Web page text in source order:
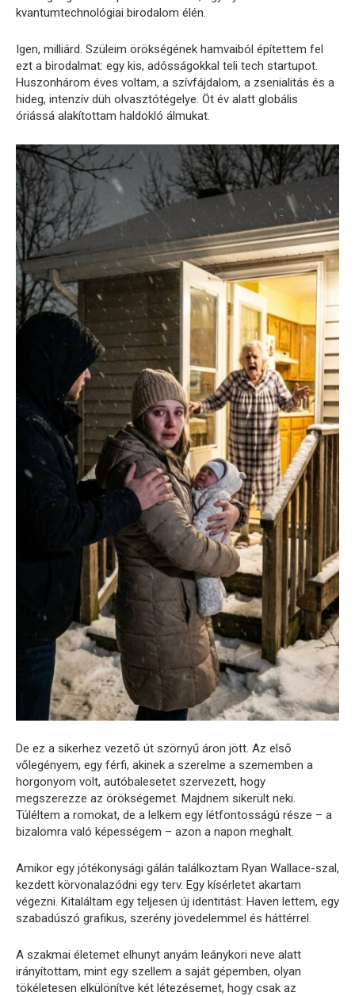
kvantumtechnológiai birodalom élén.
Igen, milliárd. Szüleim örökségének hamvaiból építettem fel
ezt a birodalmat: egy kis, adósságokkal teli tech startupot.
Huszonhárom éves voltam, a szívfájdalom, a zsenialitás és a
hideg, intenzív düh olvasztótégelye. Öt év alatt globális
óriássá alakítottam haldokló álmukat.
De ez a sikerhez vezető út szörnyű áron jött. Az első
vőlegényem, egy férfi, akinek a szerelme a szememben a
horgonyom volt, autóbalesetet szervezett, hogy
megszerezze az örökségemet. Majdnem sikerült neki.
Túléltem a romokat, de a lelkem egy létfontosságú része – a
bizalomra való képességem – azon a napon meghalt.
Amikor egy jótékonysági gálán találkoztam Ryan Wallace-szal,
kezdett körvonalazódni egy terv. Egy kísérletet akartam
végezni. Kitaláltam egy teljesen új identitást: Haven lettem, egy
szabadúszó grafikus, szerény jövedelemmel és háttérrel.
A szakmai életemet elhunyt anyám leánykori neve alatt
irányítottam, mint egy szellem a saját gépemben, olyan
tökéletesen elkülönítve két létezésemet, hogy csak az